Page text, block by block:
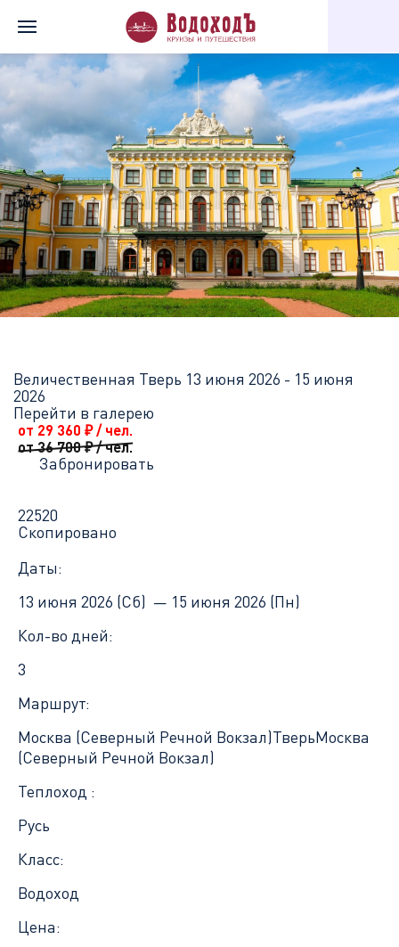
Величественная Тверь 13 июня 2026 - 15 июня
2026
Перейти в галерею
от 29 360 ₽/ чел.
от 36 700₽/ чел.
Забронировать
22520
Скопировано
Даты:
13 июня 2026 (Сб) — 15 июня 2026 (Пн)
Кол-во дней:
3
Маршрут:
Москва (Северный Речной Вокзал)ТверьМосква
(Северный Речной Вокзал)
Теплоход :
Русь
Класс:
Водоход
Цена: